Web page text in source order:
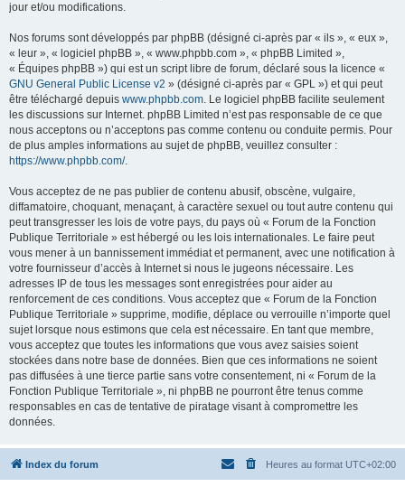
jour et/ou modifications.
Nos forums sont développés par phpBB (désigné ci-après par « ils », « eux »,
« leur », « logiciel phpBB », « www.phpbb.com », « phpBB Limited »,
« Équipes phpBB ») qui est un script libre de forum, déclaré sous la licence «
GNU General Public License v2 » (désigné ci-après par « GPL ») et qui peut
être téléchargé depuis www.phpbb.com. Le logiciel phpBB facilite seulement
les discussions sur Internet. phpBB Limited n’est pas responsable de ce que
nous acceptons ou n’acceptons pas comme contenu ou conduite permis. Pour
de plus amples informations au sujet de phpBB, veuillez consulter :
https://www.phpbb.com/.
Vous acceptez de ne pas publier de contenu abusif, obscène, vulgaire,
diffamatoire, choquant, menaçant, à caractère sexuel ou tout autre contenu qui
peut transgresser les lois de votre pays, du pays où « Forum de la Fonction
Publique Territoriale » est hébergé ou les lois internationales. Le faire peut
vous mener à un bannissement immédiat et permanent, avec une notification à
votre fournisseur d’accès à Internet si nous le jugeons nécessaire. Les
adresses IP de tous les messages sont enregistrées pour aider au
renforcement de ces conditions. Vous acceptez que « Forum de la Fonction
Publique Territoriale » supprime, modifie, déplace ou verrouille n’importe quel
sujet lorsque nous estimons que cela est nécessaire. En tant que membre,
vous acceptez que toutes les informations que vous avez saisies soient
stockées dans notre base de données. Bien que ces informations ne soient
pas diffusées à une tierce partie sans votre consentement, ni « Forum de la
Fonction Publique Territoriale », ni phpBB ne pourront être tenus comme
responsables en cas de tentative de piratage visant à compromettre les
données.
Index du forum Heures au format UTC+02:00